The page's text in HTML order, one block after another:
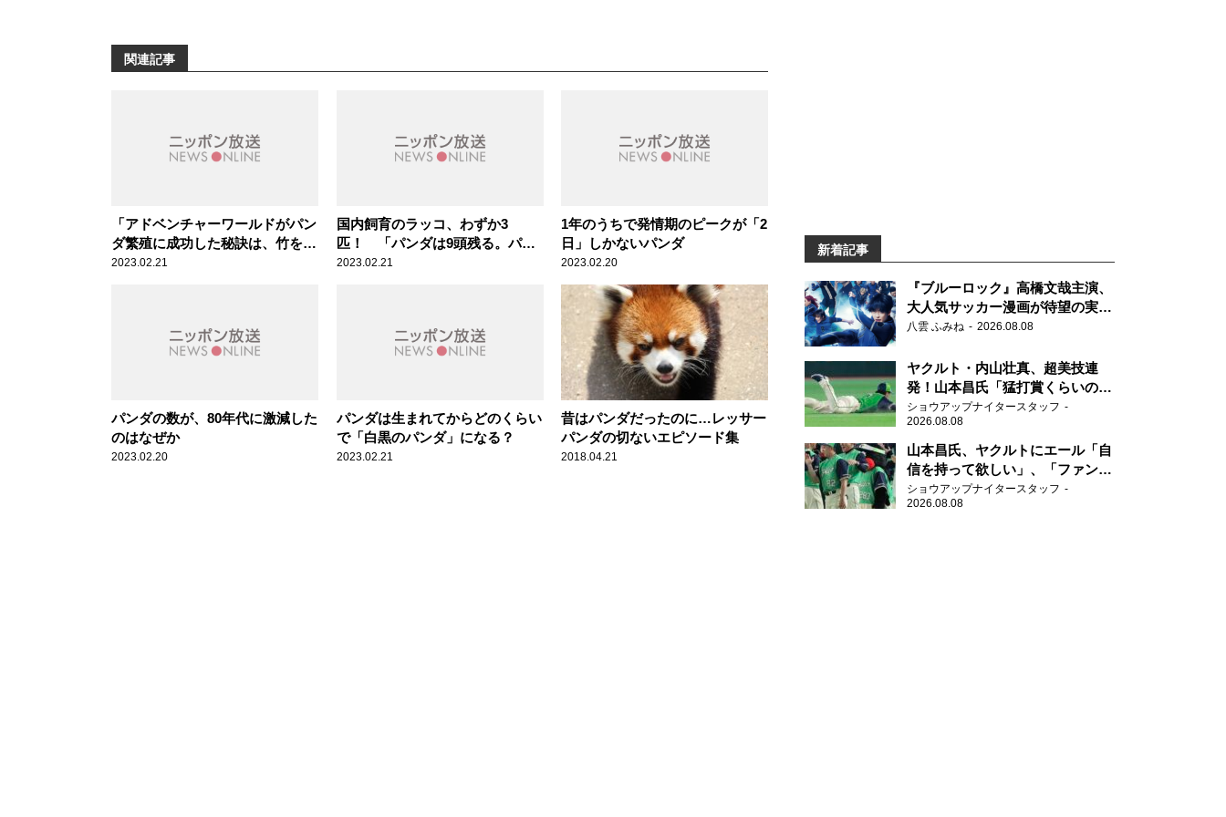
関連記事
「アドベンチャーワールドがパン
ダ繁殖に成功した秘訣は、竹を食
べ放題にしたから」辛坊治郎が解
2023.02.21
国内飼育のラッコ、わずか3
匹！ 「パンダは9頭残る。パン
ダどころの騒ぎではない」辛坊治
2023.02.21
1年のうちで発情期のピークが「2
日」しかないパンダ
2023.02.20
パンダの数が、80年代に激減した
のはなぜか
2023.02.20
パンダは生まれてからどのくらい
で「白黒のパンダ」になる？
2023.02.21
昔はパンダだったのに…レッサー
パンダの切ないエピソード集
2018.04.21
新着記事
『ブルーロック』高橋文哉主演、
大人気サッカー漫画が待望の実写
映画に
八雲 ふみね 2026.08.08
ヤクルト・内山壮真、超美技連
発！山本昌氏「猛打賞くらいの価
値」
ショウアップナイタースタッフ
2026.08.08
山本昌氏、ヤクルトにエール「自
信を持って欲しい」、「ファンの
方も毎日応援してくれています」
ショウアップナイタースタッフ
2026.08.08